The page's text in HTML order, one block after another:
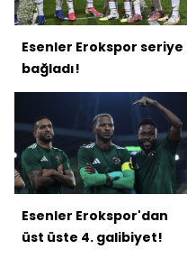
Esenler Erokspor seriye
bağladı!
Esenler Erokspor'dan
üst üste 4. galibiyet!